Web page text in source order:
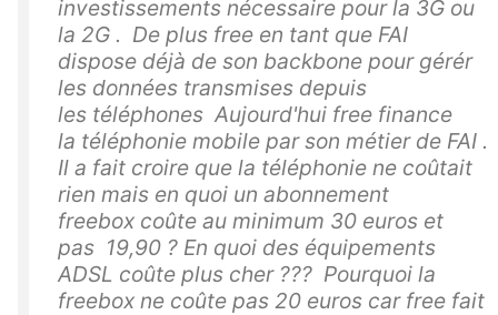
investissements nécessaire pour la 3G ou
la 2G . De plus free en tant que FAI
dispose déjà de son backbone pour gérér
les données transmises depuis
les téléphones Aujourd'hui free finance
la téléphonie mobile par son métier de FAI .
Il a fait croire que la téléphonie ne coûtait
rien mais en quoi un abonnement
freebox coûte au minimum 30 euros et
pas 19,90 ? En quoi des équipements
ADSL coûte plus cher ??? Pourquoi la
freebox ne coûte pas 20 euros car free fait